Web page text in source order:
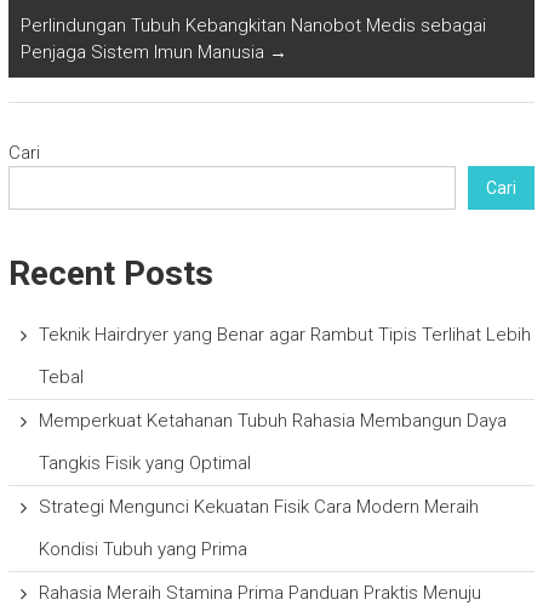
Perlindungan Tubuh Kebangkitan Nanobot Medis sebagai
Penjaga Sistem Imun Manusia →
Cari
Cari
Recent Posts
Teknik Hairdryer yang Benar agar Rambut Tipis Terlihat Lebih
Tebal
Memperkuat Ketahanan Tubuh Rahasia Membangun Daya
Tangkis Fisik yang Optimal
Strategi Mengunci Kekuatan Fisik Cara Modern Meraih
Kondisi Tubuh yang Prima
Rahasia Meraih Stamina Prima Panduan Praktis Menuju